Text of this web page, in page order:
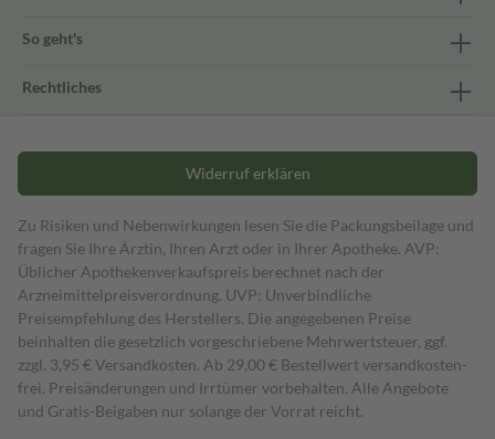
So geht's
Rechtliches
Widerruf erklären
Zu Risiken und Nebenwirkungen lesen Sie die Packungsbeilage und
fragen Sie Ihre Ärztin, Ihren Arzt oder in Ihrer Apotheke. AVP:
Üblicher Apothekenverkaufspreis berechnet nach der
Arzneimittelpreisverordnung. UVP: Unverbindliche
Preisempfehlung des Herstellers. Die angegebenen Preise
beinhalten die gesetzlich vorgeschriebene Mehrwertsteuer, ggf.
zzgl. 3,95 € Versandkosten. Ab 29,00 € Bestell­wert versand­kosten­
frei. Preisänderungen und Irrtümer vorbehalten. Alle Angebote
und Gratis-Beigaben nur solange der Vorrat reicht.